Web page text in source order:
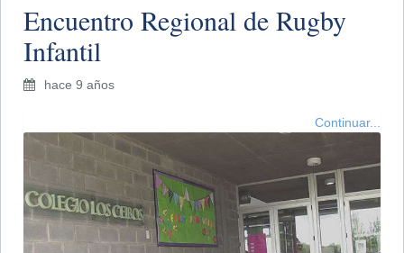
Encuentro Regional de Rugby
Infantil
hace 9 años
Continuar...